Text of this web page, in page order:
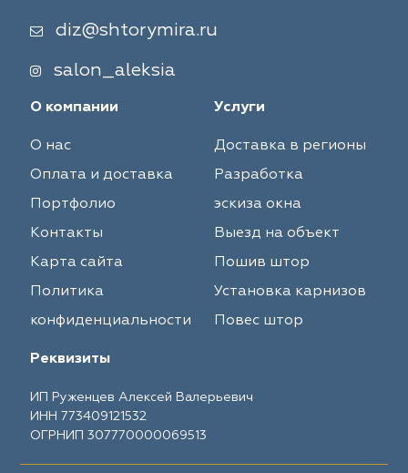
diz@shtorymira.ru
salon_aleksia
О компании
О нас
Оплата и доставка
Портфолио
Контакты
Карта сайта
Политика
конфиденциальности
Услуги
Доставка в регионы
Разработка
эскиза окна
Выезд на объект
Пошив штор
Установка карнизов
Повес штор
Реквизиты
ИП Руженцев Алексей Валерьевич
ИНН 773409121532
ОГРНИП 307770000069513